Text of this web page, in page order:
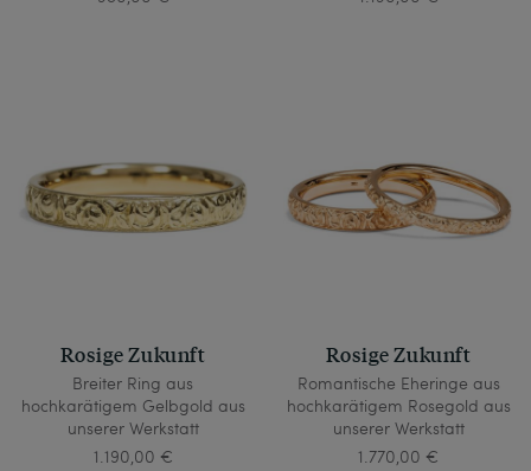
Rosige Zukunft
Breiter Ring aus
hochkarätigem Gelbgold aus
unserer Werkstatt
1.190,00 €
Rosige Zukunft
Romantische Eheringe aus
hochkarätigem Rosegold aus
unserer Werkstatt
1.770,00 €